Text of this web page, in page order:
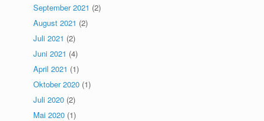
September 2021 (2)
August 2021 (2)
Juli 2021 (2)
Juni 2021 (4)
April 2021 (1)
Oktober 2020 (1)
Juli 2020 (2)
Mai 2020 (1)